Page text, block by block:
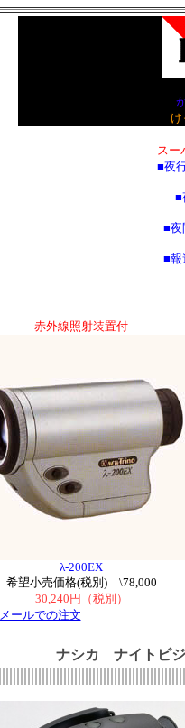
スー
■夜
■
■夜
■報
赤外線照射装置付
λ-200EX
希望小売価格(税別) \78,000
30,240円（税別）
メールでの注文
ナシカ ナイトビ